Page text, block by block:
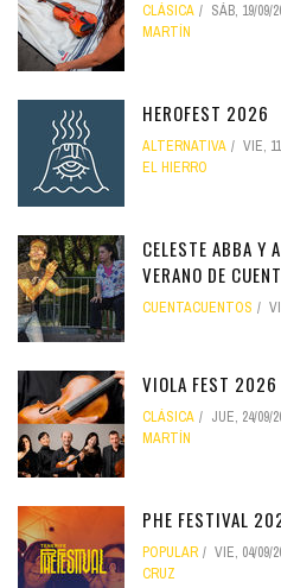
CLÁSICA SÁB, 19/09/
MARTÍN
HEROFEST 2026
ALTERNATIVA VIE,
EL HIERRO
CELESTE ABBA Y
VERANO DE
CUENTACUENTOS
VIOLA FEST 2026
CLÁSICA JUE, 24/09/
MARTÍN
PHE FESTIVAL
POPULAR VIE, 04/09/
CRUZ